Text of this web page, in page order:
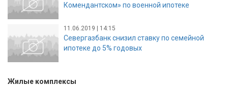
Комендантском» по военной ипотеке
11.06.2019 | 14:15
Севергазбанк снизил ставку по семейной
ипотеке до 5% годовых
Жилые комплексы